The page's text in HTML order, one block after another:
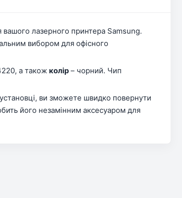
вашого лазерного принтера Samsung.
вибором для офісного
а також колір – чорний. Чип
ви зможете швидко повернути
його незамінним аксесуаром для